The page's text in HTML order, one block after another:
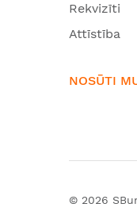
Rekvizīti
Attīstība
NOSŪTI
© 2026